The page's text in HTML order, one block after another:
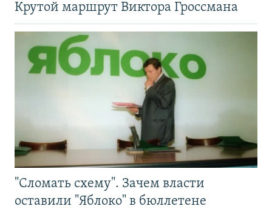
Крутой маршрут Виктора Гроссмана
"Сломать схему". Зачем власти
оставили "Яблоко" в бюллетене